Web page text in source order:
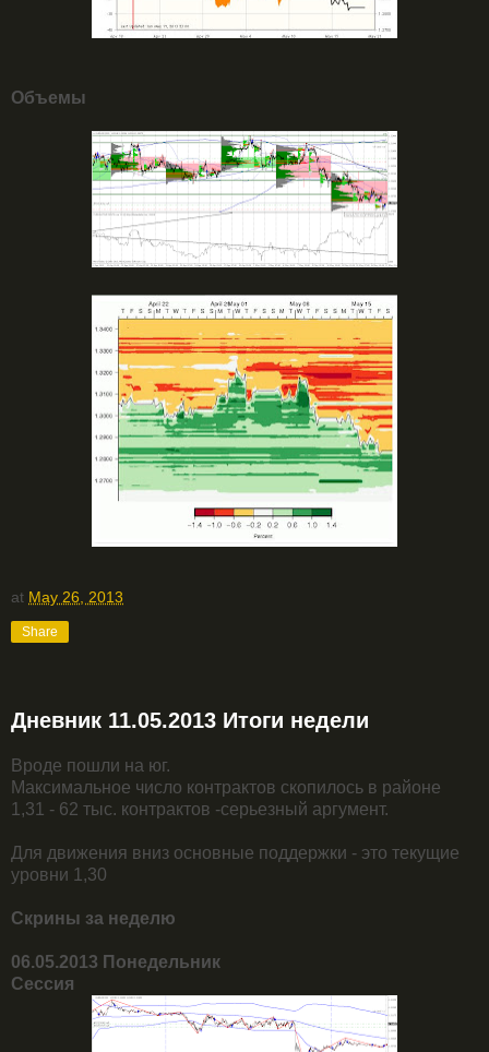
Объемы
at May 26, 2013
Share
Дневник 11.05.2013 Итоги недели
Вроде пошли на юг.
Максимальное число контрактов скопилось в районе
1,31 - 62 тыс. контрактов -серьезный аргумент.
Для движения вниз основные поддержки - это текущие
уровни 1,30
Скрины за неделю
06.05.2013 Понедельник
Сессия